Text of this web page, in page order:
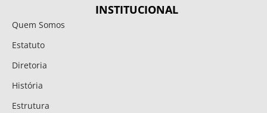
INSTITUCIONAL
Quem Somos
Estatuto
Diretoria
História
Estrutura